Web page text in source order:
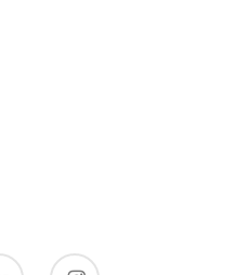
instagram